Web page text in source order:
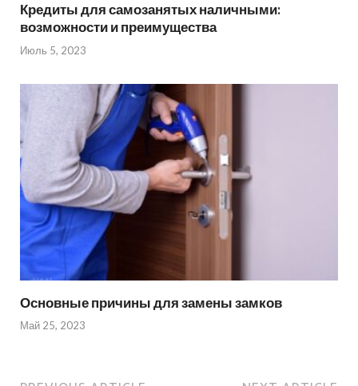
Кредиты для самозанятых наличными:
возможности и преимущества
Июль 5, 2023
Основные причины для замены замков
Май 25, 2023